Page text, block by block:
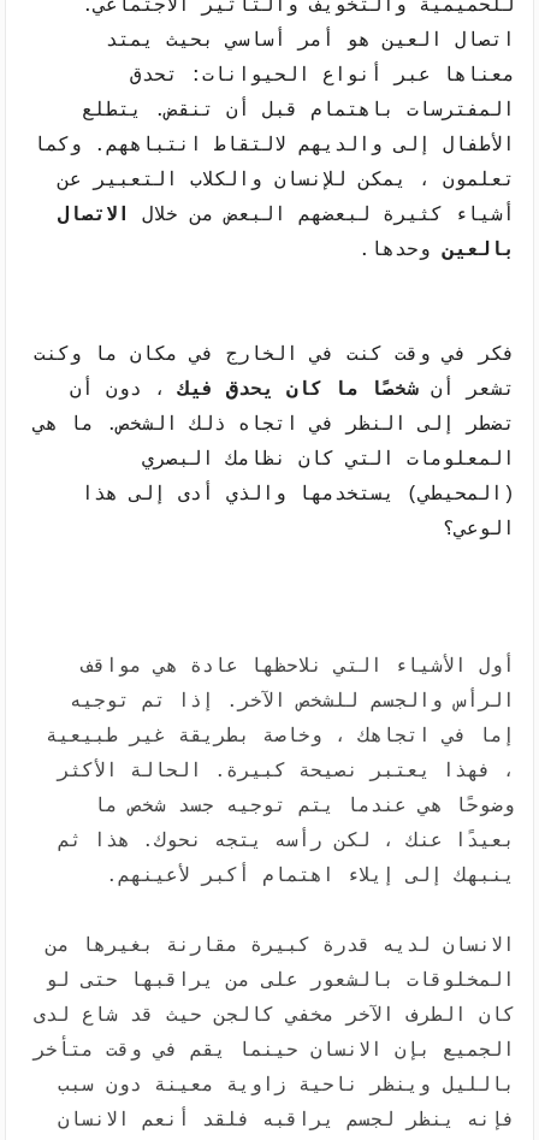
تعلمون ، يمكن للإنسان والكلاب التعبير عن
أشياء كثيرة لبعضهم البعض من خلال
بالعين وحدها.
تشعر أن شخصًا ما كان يحدق فيك
تضطر إلى النظر في اتجاه ذلك الشخص. ما هي
الوعي؟
أول الأشياء التي نلاحظها عادة هي مواقف
الرأس والجسم للشخص الآخر. إذا تم توجيه
إما في اتجاهك ، وخاصة بطريقة غير طبيعية
، فهذا يعتبر نصيحة كبيرة. الحالة الأكثر
وضوحًا هي عندما يتم توجيه جسد شخص ما
بعيدًا عنك ، لكن رأسه يتجه نحوك. هذا ثم
ينبهك إلى إيلاء اهتمام أكبر لأعينهم.
الانسان لديه قدرة كبيرة مقارنة بغيرها من
المخلوقات بالشعور على من يراقبها حتى لو
كان الطرف الآخر مخفي كالجن حيث قد شاع لدى
الجميع بإن الانسان حينما يقم في وقت متأخر
بالليل وينظر ناحية زاوية معينة دون سبب
فإنه ينظر لجسم يراقبه فلقد أنعم الانسان